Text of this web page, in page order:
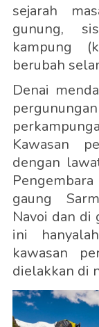
sejarah
gunung,
kampung
berubah
Denai
Kawasan
dengan
gaung
Navoi dan di
ini
kawasan
dielakkan di